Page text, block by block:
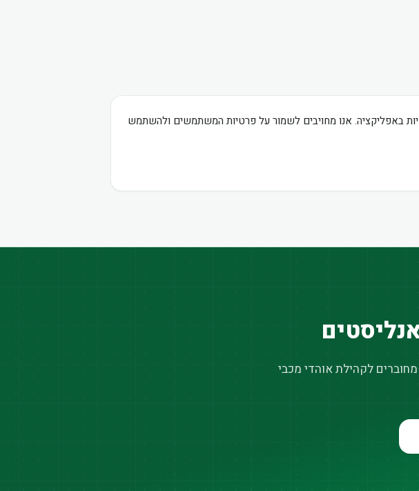
באפליקציה. אנו מחויבים לשמור על פרטיות המשתמשים ולהשתמש
לקהילת אוהדי מכבי